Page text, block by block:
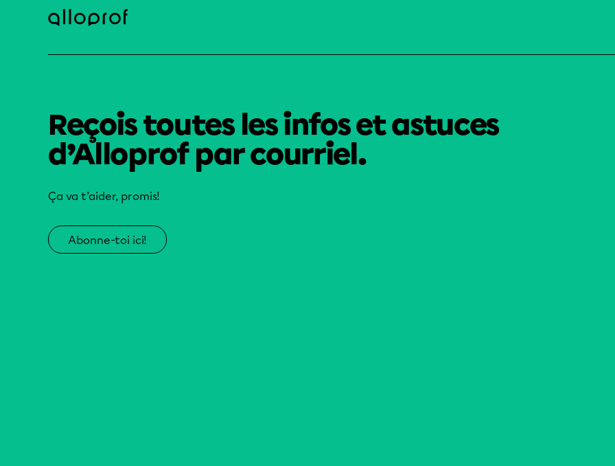
Reçois toutes les infos et astuces
d’Alloprof par courriel.
Ça va t’aider, promis!
Abonne-toi ici!